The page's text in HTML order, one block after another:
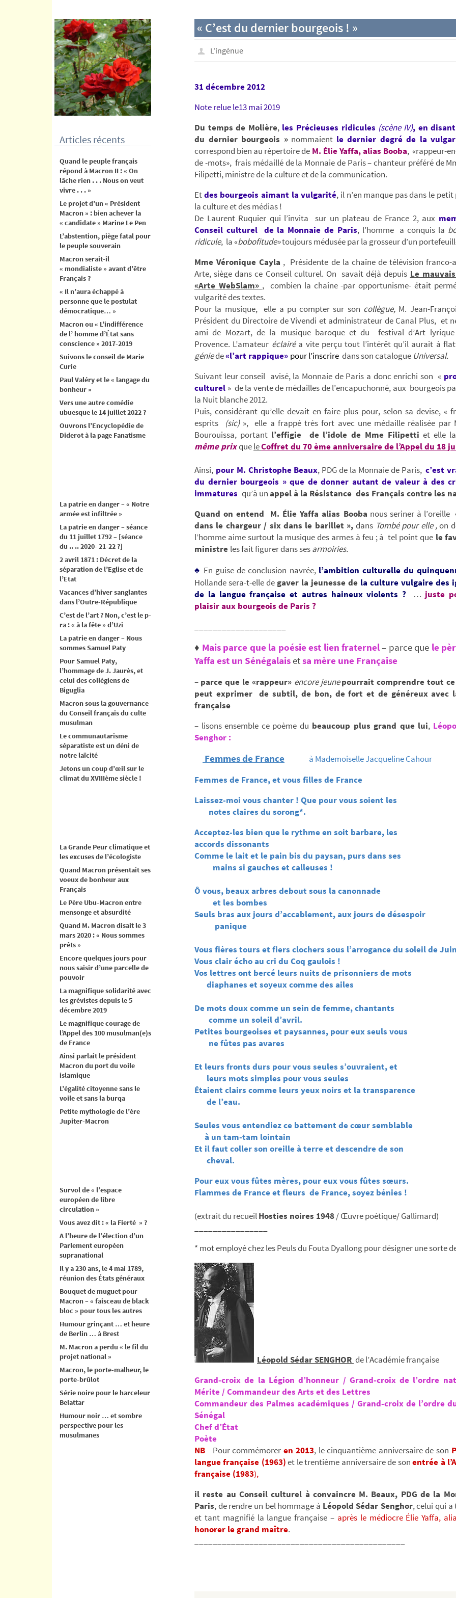
« C’est du dernier bourgeois ! »
L'ingénue
31 décembre 2012
Note relue le13 mai 2019
Du temps de Molière,les Précieuses ridicules (scène IV), en
du dernier bourgeois »nommaient le dernier degré de la
correspond bien au répertoire de M. Élie Yaffa, alias Booba, «rappeur-
de -mots», frais médaillé de la Monnaie de Paris – chanteur préféré de
Filipetti, ministre de la culture et de la communication.
Etdes bourgeois aimant la vulgarité, il n’en manque pas dans le petit
la culture et des médias !
De Laurent Ruquier qui l’invita sur un plateau de France 2, aux
Conseil culturel de la Monnaie de Paris, l’homme a conquis la
ridicule, la «bobofitude»toujours médusée par la grosseur d’un
Mme Véronique Cayla , Présidente de la chaîne de télévision franco-
Arte, siège dans ce Conseil culturel. On savait déjà depuis Le
«Arte WebSlam» , combien la chaîne -par opportunisme- était
vulgarité des textes.
Pour la musique, elle a pu compter sur son collègue, M. Jean-
Président du Directoire de Vivendi et administrateur de Canal Plus, et
ami de Mozart, de la musique baroque et du festival d’Art lyrique
Provence. L’amateur éclairéa vite perçu tout l’intérêt qu’il aurait à
géniede«l’art rappique» pour l’inscrire dans son catalogue Universal.
Suivant leur conseil avisé, la Monnaie de Paris a donc enrichi son «
culturel » de la vente de médailles de l’encapuchonné, aux bourgeois
la Nuit blanche 2012.
Puis, considérant qu’elle devait en faire plus pour, selon sa devise, «
esprits
(sic)», elle a frappé très fort avec une médaille réalisée par
Bourouissa, portantl’effigie de l’idole de Mme Filipettiet elle
même prixqueleCoffret du 70 ème anniversaire de l’Appel du 18
Ainsi, pour M. Christophe Beaux, PDG de la Monnaie de Paris,c’est
du dernier bourgeois » que de donner autant de valeur à des
immatures qu’à unappel à la Résistance des Français contre les
Quand on entend M. Élie Yaffa alias Booba nous seriner à l’oreille
dans le chargeur / six dans le barillet »,dans Tombé pour elle ,on
l’homme aime surtout la musique des armes à feu ; à tel point quele
ministre les fait figurer dans sesarmoiries.
♠ En guise de conclusion navrée, l’ambition culturelle du
Hollande sera-t-elle degaver la jeunesse de la culture vulgaire des
de la langue française et autres haineux violents ? … juste
plaisir aux bourgeois de Paris ?
♦ Mais parce que la poésie est lien fraternel– parce que le
Yaffa est un Sénégalais etsa mère une Française
– parce que le «rappeur» encore jeunepourrait comprendre tout ce
peut exprimer de subtil, de bon, de fort et de généreux avec
française
– lisons ensemble ce poème du beaucoup plus grand que lui,
Senghor :
Femmes de France à Mademoiselle Jacqueline Cahour
Femmes de France, et vous filles de France
Laissez-moi vous chanter ! Que pour vous soient les
notes claires du sorong*.
Acceptez-les bien que le rythme en soit barbare, les
accords dissonants
Comme le lait et le pain bis du paysan, purs dans ses
mains si gauches et calleuses !
Ô vous, beaux arbres debout sous la canonnade
et les bombes
Seuls bras aux jours d’accablement, aux jours de désespoir
panique
Vous fières tours et fiers clochers sous l’arrogance du soleil de
Vous clair écho au cri du Coq gaulois !
Vos lettres ont bercé leurs nuits de prisonniers de mots
diaphanes et soyeux comme des ailes
De mots doux comme un sein de femme, chantants
comme un soleil d’avril.
Petites bourgeoises et paysannes, pour eux seuls vous
ne fûtes pas avares
Et leurs fronts durs pour vous seules s’ouvraient, et
leurs mots simples pour vous seules
Étaient clairs comme leurs yeux noirs et la transparence
de l’eau.
Seules vous entendiez ce battement de cœur semblable
à un tam-tam lointain
Et il faut coller son oreille à terre et descendre de son
cheval.
Pour eux vous fûtes mères, pour eux vous fûtes sœurs.
Flammes de France et fleurs de France, soyez bénies !
(extrait du recueilHosties noires 1948/ Œuvre poétique/ Gallimard)
* mot employé chez les Peuls du Fouta Dyallong pour désigner une sorte
Léopold Sédar SENGHOR de l’Académie française
Grand-croix de la Légion d’honneur / Grand-croix de l’ordre
Mérite / Commandeur des Arts et des Lettres
Commandeur des Palmes académiques / Grand-croix de l’ordre
Sénégal
Chef d’État
Poète
NB
Pour commémorer en 2013, le cinquantième anniversaire de son
langue française (1963)et le trentième anniversaire de sonentrée à
française (1983),
il reste au Conseil culturel à convaincre M. Beaux, PDG de la
Paris, de rendre un bel hommage à Léopold Sédar Senghor, celui qui
et tant magnifié la langue française – après le médiocre Élie Yaffa,
honorer le grand maître.
Articles récents
Quand le peuple français
répond à Macron II : « On
lâche rien . . . Nous on veut
vivre . . . »
Le projet d’un « Président
Macron » : bien achever la
« candidate » Marine Le Pen
L’abstention, piège fatal pour
le peuple souverain
Macron serait-il
« mondialiste » avant d’être
Français ?
« Il n’aura échappé à
personne que le postulat
démocratique… »
Macron ou « L’indifférence
de l’ homme d’État sans
conscience » 2017-2019
Suivons le conseil de Marie
Curie
Paul Valéry et le « langage du
bonheur »
Vers une autre comédie
ubuesque le 14 juillet 2022 ?
Ouvrons l’Encyclopédie de
Diderot à la page Fanatisme
La patrie en danger – « Notre
armée est infiltrée »
La patrie en danger – séance
du 11 juillet 1792 – [séance
du .. .. 2020- 21-22 ?]
2 avril 1871 : Décret de la
séparation de l’Eglise et de
l’Etat
Vacances d’hiver sanglantes
dans l’Outre-République
C’est de l’art ? Non, c’est le p-
ra : « à la fête » d’Uzi
La patrie en danger – Nous
sommes Samuel Paty
Pour Samuel Paty,
l’hommage de J. Jaurès, et
celui des collégiens de
Biguglia
Macron sous la gouvernance
du Conseil français du culte
musulman
Le communautarisme
séparatiste est un déni de
notre laïcité
Jetons un coup d’œil sur le
climat du XVIIIème siècle !
La Grande Peur climatique et
les excuses de l’écologiste
Quand Macron présentait ses
voeux de bonheur aux
Français
Le Père Ubu-Macron entre
mensonge et absurdité
Quand M. Macron disait le 3
mars 2020 : « Nous sommes
prêts »
Encore quelques jours pour
nous saisir d’une parcelle de
pouvoir
La magnifique solidarité avec
les grévistes depuis le 5
décembre 2019
Le magnifique courage de
l’Appel des 100 musulman(e)s
de France
Ainsi parlait le président
Macron du port du voile
islamique
L’égalité citoyenne sans le
voile et sans la burqa
Petite mythologie de l’ère
Jupiter-Macron
Survol de « l’espace
européen de libre
circulation »
Vous avez dit : « la Fierté » ?
A l’heure de l’élection d’un
Parlement européen
supranational
Il y a 230 ans, le 4 mai 1789,
réunion des États généraux
Bouquet de muguet pour
Macron – « faisceau de black
bloc » pour tous les autres
Humour grinçant … et heure
de Berlin … à Brest
M. Macron a perdu « le fil du
projet national »
Macron, le porte-malheur, le
porte-brûlot
Série noire pour le harceleur
Belattar
Humour noir … et sombre
perspective pour les
musulmanes